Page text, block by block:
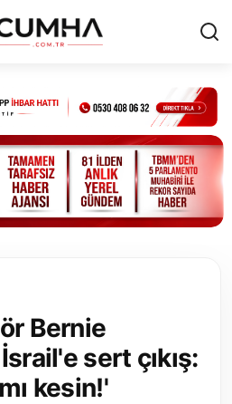
Bernie
sert çıkış:
kesin!'